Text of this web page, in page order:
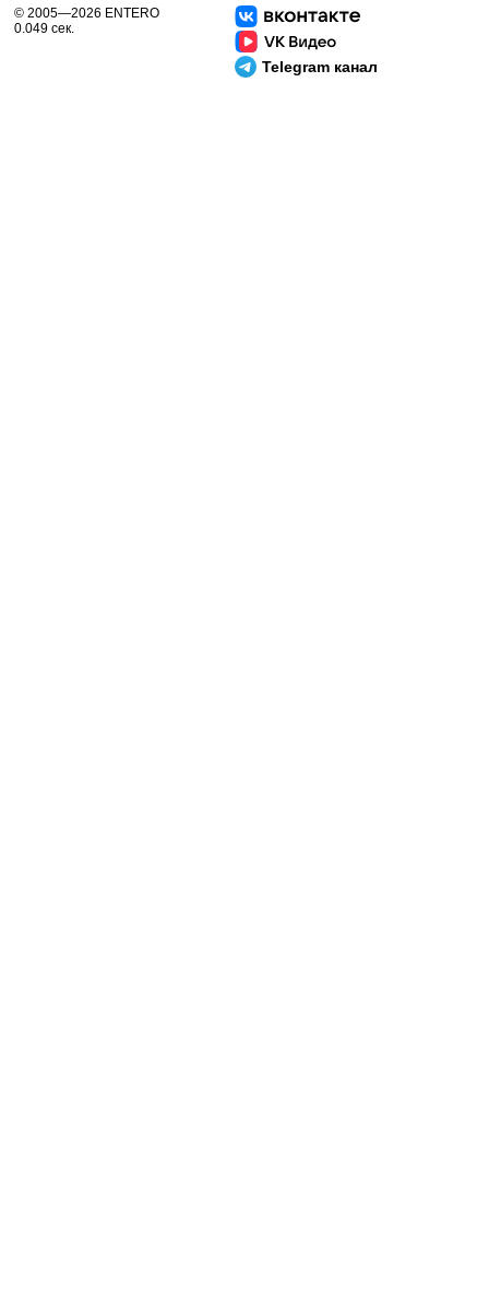
Telegram канал
© 2005—2026 ENTERO
0.049 сек.